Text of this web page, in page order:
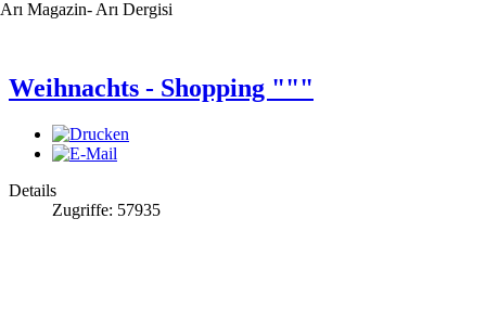
Arı Magazin- Arı Dergisi
Weihnachts - Shopping """
Details
Zugriffe: 57935